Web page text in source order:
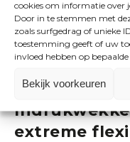
cookies om informatie over
Door in te stemmen met
zoals surfgedrag of unieke
toestemming geeft of uw
invloed hebben op
Bekijk voorkeuren
precisie
drie personen in het
efficiëntie op locatie,
hoogte kunnen
extreme